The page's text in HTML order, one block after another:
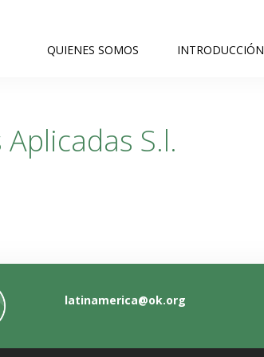
QUIENES SOMOS INTRODUCCIÓN
S.l.
latinamerica@ok.org